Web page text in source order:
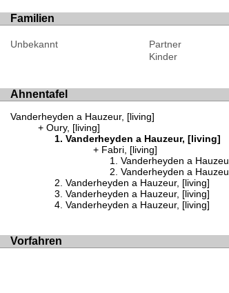
Familien
Unbekannt
Partner
Kinder
Ahnentafel
Vanderheyden a Hauzeur, [living]
Oury, [living]
Vanderheyden a Hauzeur, [living]
Fabri, [living]
Vanderheyden a
Vanderheyden a
Vanderheyden a Hauzeur, [living]
Vanderheyden a Hauzeur, [living]
Vanderheyden a Hauzeur, [living]
Vorfahren